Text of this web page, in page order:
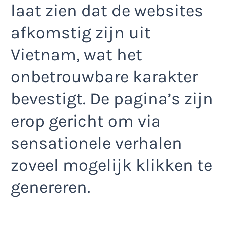
laat zien dat de websites
afkomstig zijn uit
Vietnam, wat het
onbetrouwbare karakter
bevestigt. De pagina’s zijn
erop gericht om via
sensationele verhalen
zoveel mogelijk klikken te
genereren.